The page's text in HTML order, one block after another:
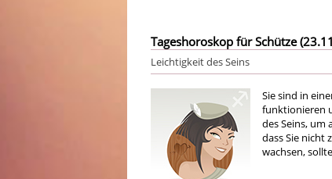
Tageshoroskop für Schütze
Leichtigkeit des Seins
Sie sind in
funktionieren
des Seins, um
dass Sie nicht
wachsen,